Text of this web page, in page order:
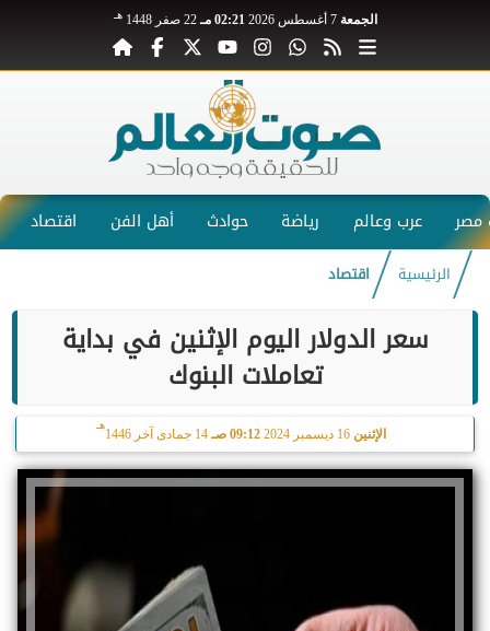
الجمعة 7 أغسطس 2026 02:21 مـ 22 صفر 1448 هـ
عرب وعالم رياضة حوادث أهل الفن اقتصاد
الرئيسية اقتصاد
سعر الدولار اليوم الإثنين في بداية
تعاملات البنوك
الإثنين 16 ديسمبر 2024 09:12 صـ 14 جمادى آخر 1446
هـ